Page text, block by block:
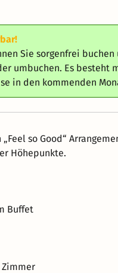
Sie sorgenfrei
umbuchen. Es besteht
in den kommenden
so Good“
Höhepunkte.
Buffet
Zimmer